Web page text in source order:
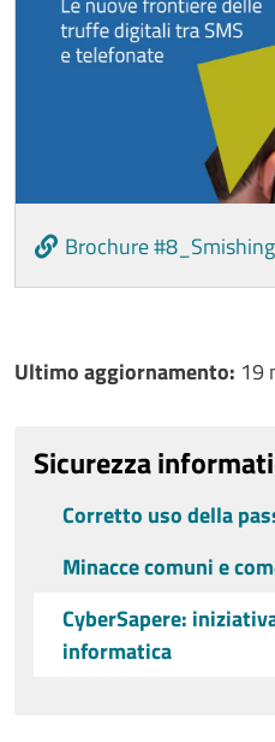
Brochure
Ultimo aggiornamento
Ultimo aggiornamento: 19
Sicurezza
Corretto uso della
Minacce comuni e
CyberSapere:
informatica